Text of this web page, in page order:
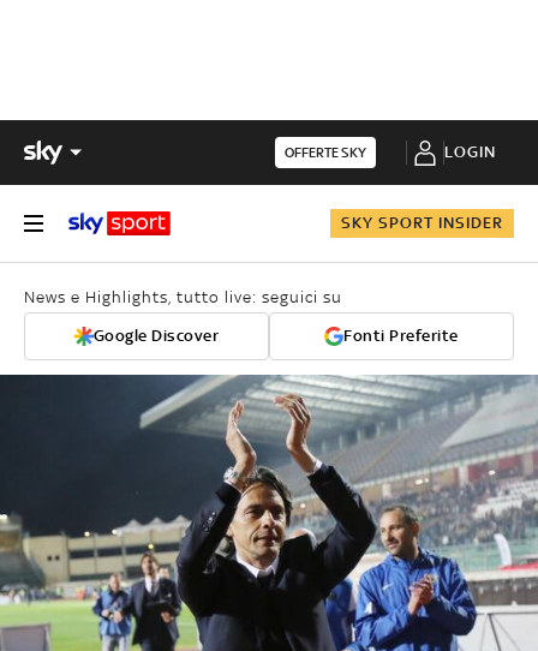
OFFERTE SKY LOGIN
SKY SPORT INSIDER
News e Highlights, tutto live: seguici su
Google Discover Fonti Preferite